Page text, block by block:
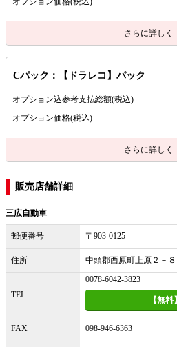
さらに詳しく
Cパック：【ドラレコ】パック
オプション込参考支払総額(税込)
オプション価格(税込)
さらに詳しく
販売店舗詳細
三広自動車
郵便番号 〒903-0125
住所 中頭郡西原町上原２－８
TEL
0078-6042-3823
【無
FAX 098-946-6363